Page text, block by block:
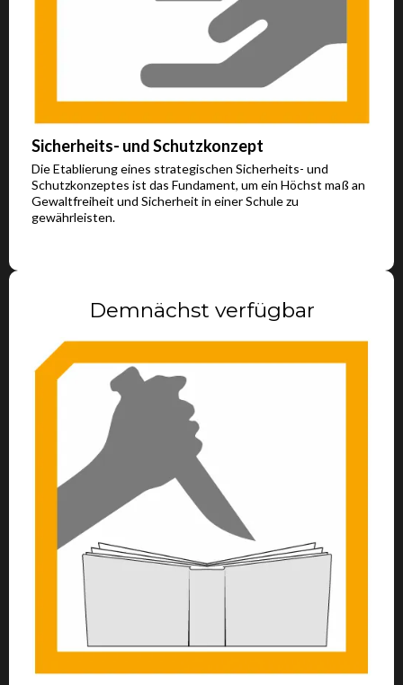
Sicherheits- und Schutzkonzept
Die Etablierung eines strategischen Sicherheits- und
Schutzkonzeptes ist das Fundament, um ein Höchst maß an
Gewaltfreiheit und Sicherheit in einer Schule zu
gewährleisten.
Demnächst verfügbar